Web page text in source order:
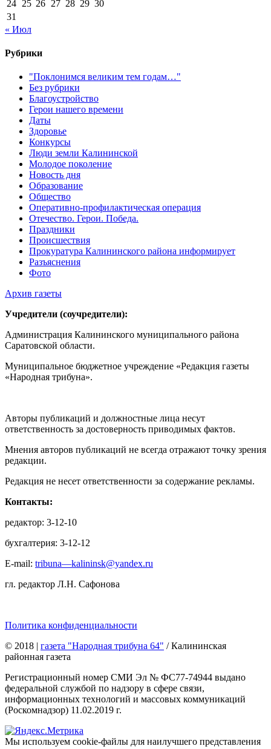
24 25 26 27 28 29 30
31
« Июл
Рубрики
"Поклонимся великим тем годам…"
Без рубрики
Благоустройство
Герои нашего времени
Даты
Здоровье
Конкурсы
Люди земли Калининской
Молодое поколение
Новость дня
Образование
Общество
Оперативно-профилактическая операция
Отечество. Герои. Победа.
Праздники
Происшествия
Прокуратура Калининского района информирует
Разъяснения
Фото
Архив газеты
Учредители (соучредители):
Администрация Калининского муниципального района
Саратовской области.
Муниципальное бюджетное учреждение «Редакция газеты
«Народная трибуна».
Авторы публикаций и должностные лица несут
ответственность за достоверность приводимых фактов.
Мнения авторов публикаций не всегда отражают точку зрения
редакции.
Редакция не несет ответственности за содержание рекламы.
Контакты:
редактор: 3-12-10
бухгалтерия: 3-12-12
E-mail: tribuna—kalininsk@yandex.ru
гл. редактор Л.Н. Сафонова
Политика конфиденциальности
© 2018
газета "Народная трибуна 64" / Калининская
районная газета
Регистрационный номер СМИ Эл № ФС77-74944 выдано
федеральной службой по надзору в сфере связи,
информационных технологий и массовых коммуникаций
(Роскомнадзор) 11.02.2019 г.
Мы используем cookie-файлы для наилучшего представления